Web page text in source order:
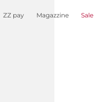
ZZ pay Magazzine Sale